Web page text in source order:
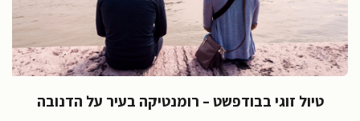
טיול זוגי בבודפשט – רומנטיקה בעיר על הדנובה